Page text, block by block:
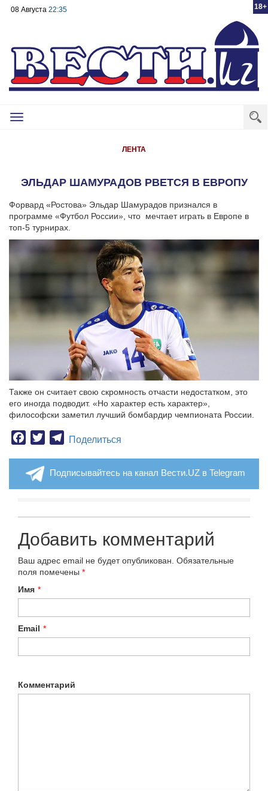
18+
08 Августа 22:35
Toggle
ЛЕНТА
ЭЛЬДАР ШАМУРАДОВ РВЕТСЯ В ЕВРОПУ
Форвард «Ростова» Эльдар Шамурадов признался в
программе «Футбол России», что мечтает играть в Европе в
топ-5 турнирах.
Также он считает свою скромность отчасти недостатком, это
его иногда подводит. «Но характер есть характер»,
философски заметил лучший бомбардир чемпионата России.
Facebook
TwitterTelegram
Поделиться
Подписывайтесь на канал Вести.UZ в Telegram
Добавить комментарий
Ваш адрес email не будет опубликован. Обязательные
поля помечены *
Имя *
Email *
Комментарий